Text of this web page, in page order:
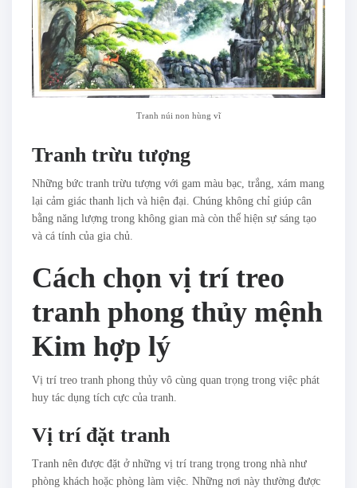
Tranh núi non hùng vĩ
Tranh trừu tượng
Những bức tranh trừu tượng với gam màu bạc, trắng, xám mang
lại cảm giác thanh lịch và hiện đại. Chúng không chỉ giúp cân
bằng năng lượng trong không gian mà còn thể hiện sự sáng tạo
và cá tính của gia chủ.
Cách chọn vị trí treo
tranh phong thủy mệnh
Kim hợp lý
Vị trí treo tranh phong thủy vô cùng quan trọng trong việc phát
huy tác dụng tích cực của tranh.
Vị trí đặt tranh
Tranh nên được đặt ở những vị trí trang trọng trong nhà như
phòng khách hoặc phòng làm việc. Những nơi này thường được